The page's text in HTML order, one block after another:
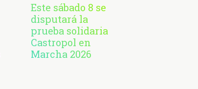
Este sábado 8 se
disputará la
prueba solidaria
Castropol en
Marcha 2026